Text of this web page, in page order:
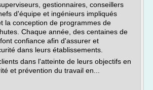
gestionnaires, conseillers
d'équipe et ingénieurs impliqués
la conception de programmes de
Chaque année, des centaines de
confiance afin d'assurer et
dans leurs établissements.
dans l'atteinte de leurs objectifs en
et prévention du travail en...